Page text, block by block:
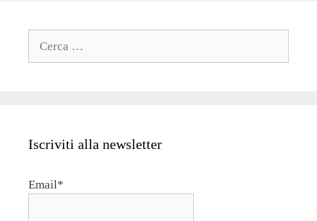
Iscriviti alla newsletter
Email*